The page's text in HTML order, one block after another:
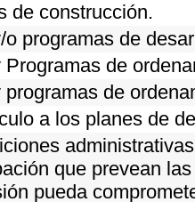
de construcción.
programas de
de
de
a los planes de
que prevean
pueda